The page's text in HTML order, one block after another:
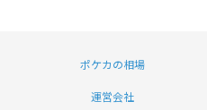
ポケカの相場
運営会社